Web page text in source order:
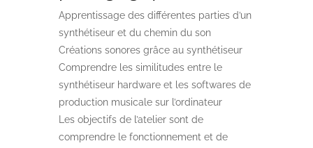
Apprentissage des différentes parties d’un
synthétiseur et du chemin du son
Créations sonores grâce au synthétiseur
Comprendre les similitudes entre le
synthétiseur hardware et les softwares de
production musicale sur l’ordinateur
Les objectifs de l’atelier sont de
comprendre le fonctionnement et de